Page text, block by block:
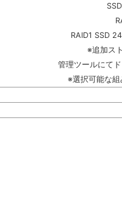
RAID1 SSD
※追加ス
管理ツールにて
※選択可能な